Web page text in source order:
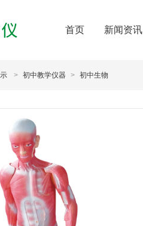
首页 新闻资讯
> 初中教学仪器 > 初中生物